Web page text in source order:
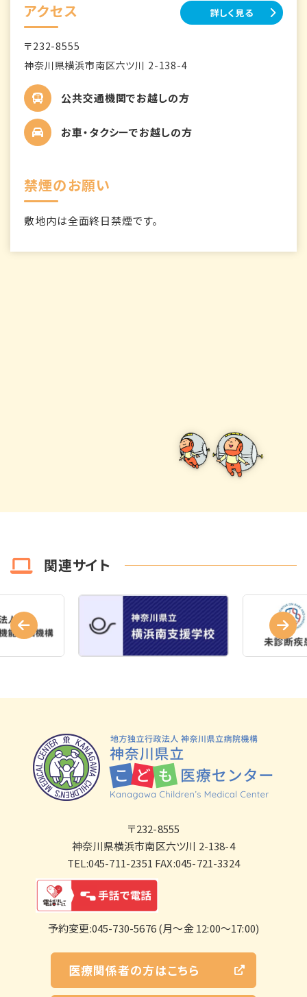
アクセス 詳しく見る
〒232-8555
神奈川県横浜市南区六ツ川 2-138-4
公共交通機関でお越しの方
お車・タクシーでお越しの方
禁煙のお願い
敷地内は全面終日禁煙です。
関連サイト
〒232-8555
神奈川県横浜市南区六ツ川 2-138-4
TEL:045-711-2351 FAX:045-721-3324
予約変更:045-730-5676 (月～金 12:00～17:00)
医療関係者の方はこちら